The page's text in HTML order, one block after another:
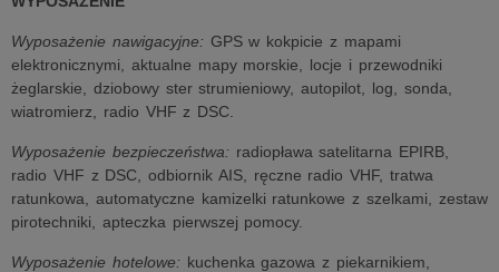
Wyposażenie nawigacyjne: GPS w kokpicie z mapami
elektronicznymi, aktualne mapy morskie, locje i przewodniki
żeglarskie, dziobowy ster strumieniowy, autopilot, log, sonda,
wiatromierz, radio VHF z DSC.
Wyposażenie bezpieczeństwa: radiopława satelitarna EPIRB,
radio VHF z DSC, odbiornik AIS, ręczne radio VHF, tratwa
ratunkowa, automatyczne kamizelki ratunkowe z szelkami, zestaw
pirotechniki, apteczka pierwszej pomocy.
Wyposażenie hotelowe: kuchenka gazowa z piekarnikiem,